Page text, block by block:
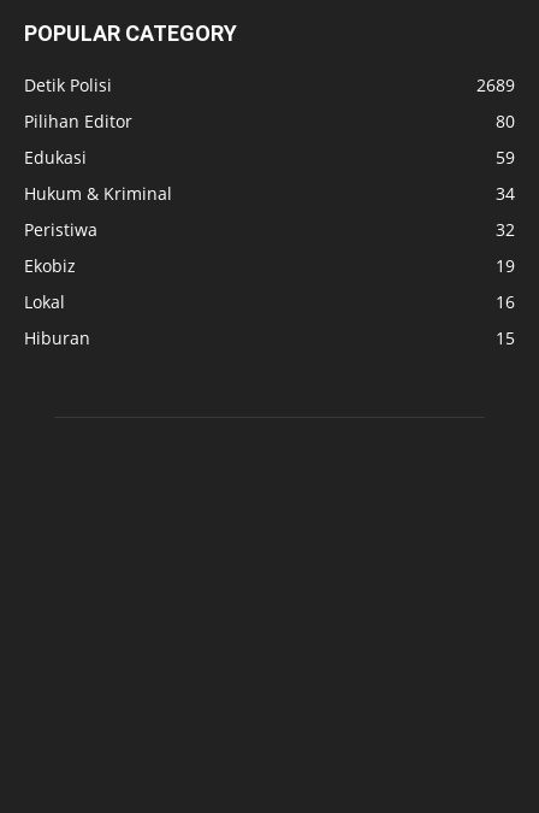
POPULAR CATEGORY
Detik Polisi
2689
Pilihan Editor
80
Edukasi
59
Hukum & Kriminal
34
Peristiwa
32
Ekobiz
19
Lokal
16
Hiburan
15